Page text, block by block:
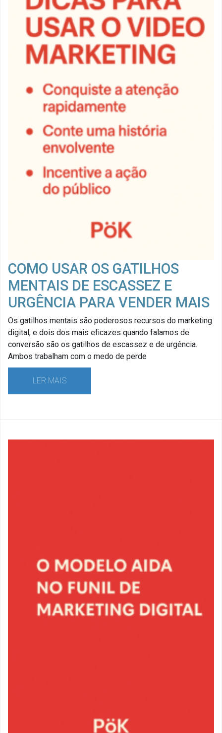
COMO USAR OS GATILHOS
MENTAIS DE ESCASSEZ E
URGÊNCIA PARA VENDER MAIS
Os gatilhos mentais são poderosos recursos do marketing
digital, e dois dos mais eficazes quando falamos de
conversão são os gatilhos de escassez e de urgência.
Ambos trabalham com o medo de perde
LER MAIS